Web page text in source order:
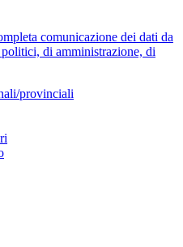
comunicazione dei dati da
di amministrazione, di
provinciali